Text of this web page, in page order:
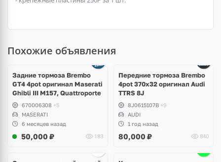
Похожие объявления
Задние тормоза Brembo
GT4 4pot оригинал Maserati
Ghibli III M157, Quattroporte
670006308 +5
MASERATI
6 месяцев назад
50,000 ₽ 183
Передние тормоза Brembo
4pot 370x32 оригинал Audi
TTRS 8J
8J0615107B +9
AUDI
1 год назад
80,000 ₽ 840